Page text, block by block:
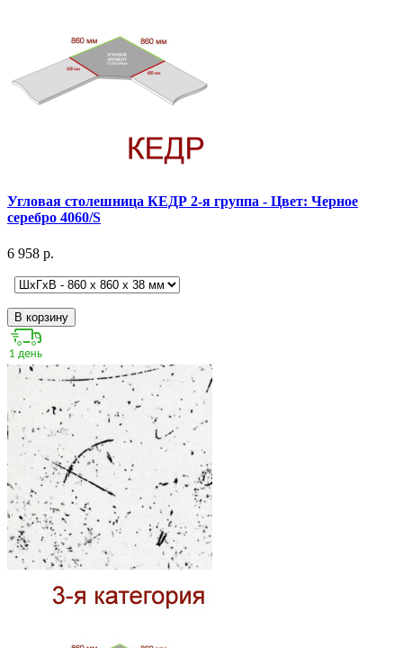
Угловая столешница КЕДР 2-я группа - Цвет: Черное
серебро 4060/S
6 958 р.
В корзину